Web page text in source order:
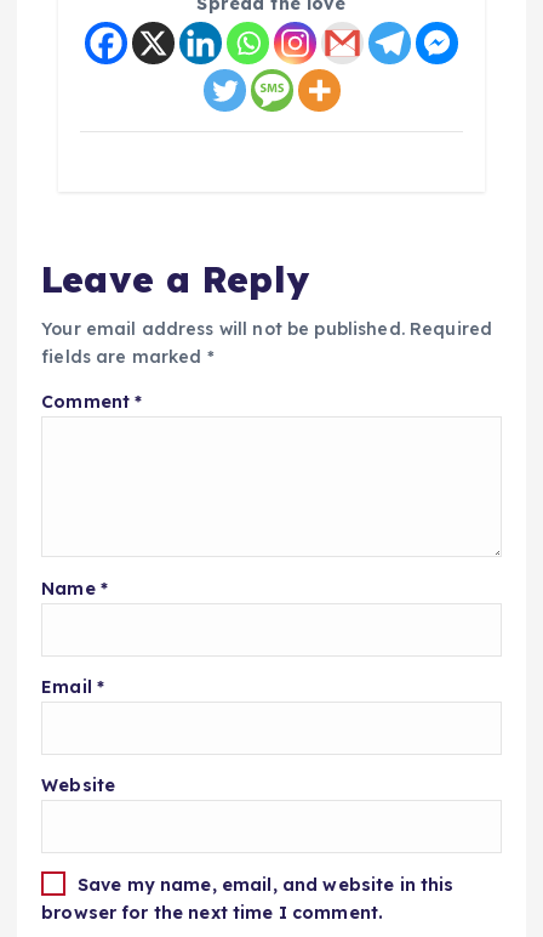
Leave a Reply
Your email address will not be published. Required
fields are marked *
Comment*
Name *
Email *
Website
Save my name, email, and website in this
browser for the next time I comment.